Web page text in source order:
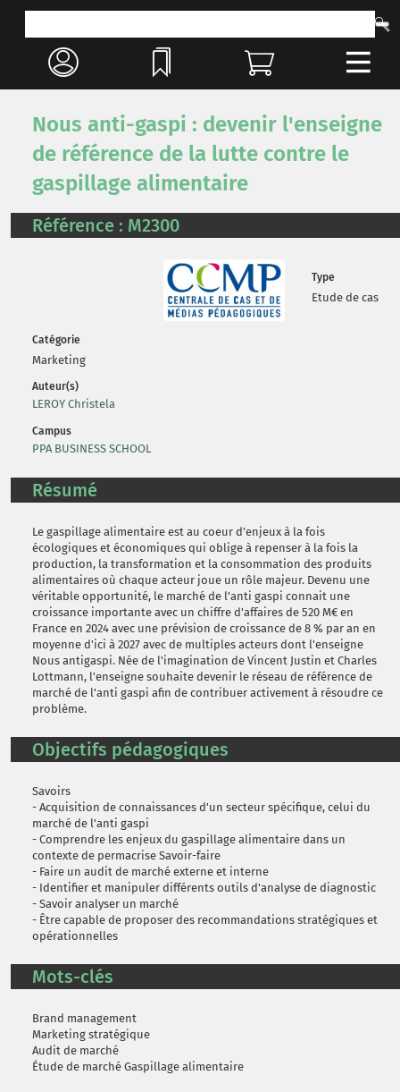
Nous anti-gaspi : devenir l'enseigne
de référence de la lutte contre le
gaspillage alimentaire
Référence : M2300
Type
Etude de cas
Catégorie
Marketing
Auteur(s)
LEROY Christela
Campus
PPA BUSINESS SCHOOL
Résumé
Le gaspillage alimentaire est au coeur d'enjeux à la fois
écologiques et économiques qui oblige à repenser à la fois la
production, la transformation et la consommation des produits
alimentaires où chaque acteur joue un rôle majeur. Devenu une
véritable opportunité, le marché de l'anti gaspi connait une
croissance importante avec un chiffre d'affaires de 520 M€ en
France en 2024 avec une prévision de croissance de 8 % par an en
moyenne d'ici à 2027 avec de multiples acteurs dont l'enseigne
Nous antigaspi. Née de l'imagination de Vincent Justin et Charles
Lottmann, l'enseigne souhaite devenir le réseau de référence de
marché de l'anti gaspi afin de contribuer activement à résoudre ce
problème.
Objectifs pédagogiques
Savoirs
- Acquisition de connaissances d'un secteur spécifique, celui du
marché de l'anti gaspi
- Comprendre les enjeux du gaspillage alimentaire dans un
contexte de permacrise Savoir-faire
- Faire un audit de marché externe et interne
- Identifier et manipuler différents outils d'analyse de diagnostic
- Savoir analyser un marché
- Être capable de proposer des recommandations stratégiques et
opérationnelles
Mots-clés
Brand management
Marketing stratégique
Audit de marché
Étude de marché Gaspillage alimentaire